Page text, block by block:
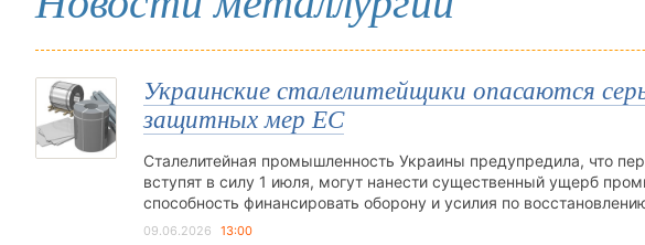
Украинские сталелитейщики опасаются
защитных мер ЕС
Сталелитейная промышленность Украины предупредила, что
вступят в силу 1 июля, могут нанести существенный ущерб
способность финансировать оборону и усилия по
09.06.2026 13:00